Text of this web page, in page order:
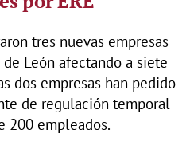
tres nuevas empresas
León afectando a siete
dos empresas han pedido
de regulación temporal
200 empleados.